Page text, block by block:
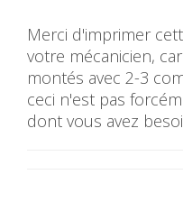
Merci d'imprimer
votre mécanicien,
montés avec 2-3
ceci n'est pas
dont vous avez